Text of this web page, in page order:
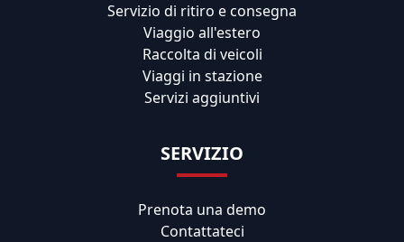
Servizio di ritiro e consegna
Viaggio all'estero
Raccolta di veicoli
Viaggi in stazione
Servizi aggiuntivi
SERVIZIO
Prenota una demo
Contattateci